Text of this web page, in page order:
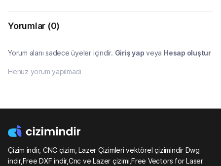
Yorumlar (0)
Yorum alanı sadece üyeler içindir. Giriş yap veya Hesap oluştur
Henüz yorum yapılmadı
Çizim indir, CNC çizim, Lazer Çizimleri vektörel çizimindir Dwg
indir,Free DXF indir,Cnc ve Lazer çizimi,Free Vectors for Laser